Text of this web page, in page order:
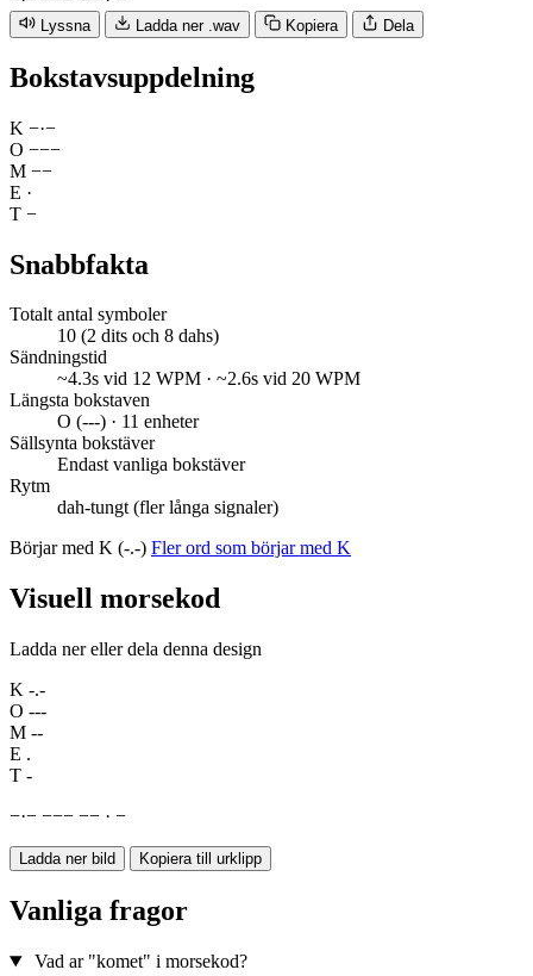
Lyssna Ladda ner .wav Kopiera Dela
Bokstavsuppdelning
K −·−
O −−−
M −−
E ·
T −
Snabbfakta
Totalt antal symboler
10 (2 dits och 8 dahs)
Sändningstid
~4.3s vid 12 WPM · ~2.6s vid 20 WPM
Längsta bokstaven
O (---) · 11 enheter
Sällsynta bokstäver
Endast vanliga bokstäver
Rytm
dah-tungt (fler långa signaler)
Börjar med K (-.-) Fler ord som börjar med K
Visuell morsekod
Ladda ner eller dela denna design
K -.-
O ---
M --
E .
T -
−·− −−− −− · −
Ladda ner bild Kopiera till urklipp
Vanliga fragor
Vad ar "komet" i morsekod?